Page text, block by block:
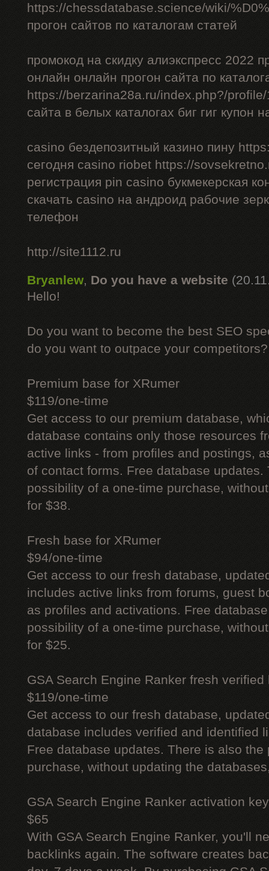
https://chessdatabase.science/wiki/
прогон сайтов по каталогам статей
промокод на скидку алиэкспресс 2022
онлайн онлайн прогон сайта по
https://berzarina28a.ru/index.php?/
сайта в белых каталогах биг гиг купон
casino бездепозитный казино пину
сегодня casino riobet https://
регистрация pin casino букмекерская
скачать casino на андроид рабочие
телефон
http://site1112.ru
Bryanlew, Do you have a website
Hello!
Do you want to become the best SEO
do you want to outpace your competitors?
Premium base for XRumer
$119/one-time
Get access to our premium database,
database contains only those resources
active links - from profiles and postings,
of contact forms. Free database updates.
possibility of a one-time purchase,
for $38.
Fresh base for XRumer
$94/one-time
Get access to our fresh database,
includes active links from forums, guest
as profiles and activations. Free
possibility of a one-time purchase,
for $25.
GSA Search Engine Ranker fresh verified
$119/one-time
Get access to our fresh database,
database includes verified and identified
Free database updates. There is also
purchase, without updating the
GSA Search Engine Ranker activation key
$65
With GSA Search Engine Ranker, you'll
backlinks again. The software creates